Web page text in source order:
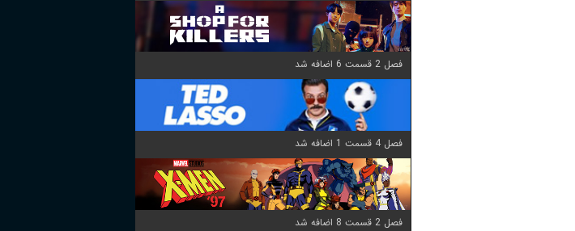
فصل 2 قسمت 6 اضافه شد
فصل 4 قسمت 1 اضافه شد
فصل 2 قسمت 8 اضافه شد